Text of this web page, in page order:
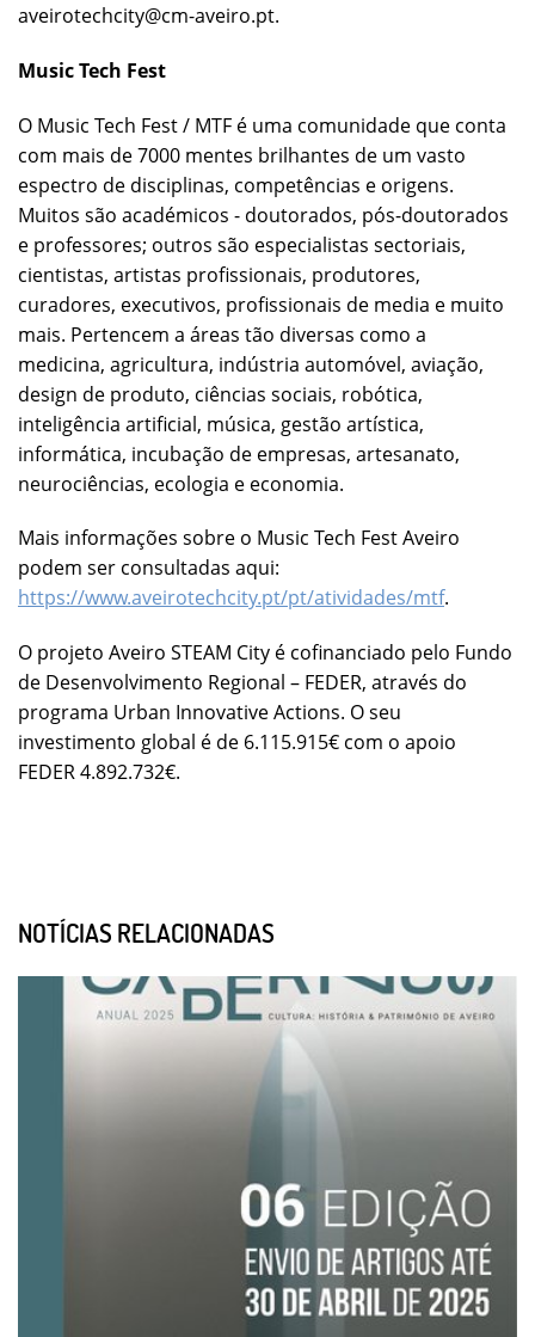
aveirotechcity@cm-aveiro.pt.
Music Tech Fest
O Music Tech Fest / MTF é uma comunidade que conta
com mais de 7000 mentes brilhantes de um vasto
espectro de disciplinas, competências e origens.
Muitos são académicos - doutorados, pós-doutorados
e professores; outros são especialistas sectoriais,
cientistas, artistas profissionais, produtores,
curadores, executivos, profissionais de media e muito
mais. Pertencem a áreas tão diversas como a
medicina, agricultura, indústria automóvel, aviação,
design de produto, ciências sociais, robótica,
inteligência artificial, música, gestão artística,
informática, incubação de empresas, artesanato,
neurociências, ecologia e economia.
Mais informações sobre o Music Tech Fest Aveiro
podem ser consultadas aqui:
https://www.aveirotechcity.pt/pt/atividades/mtf.
O projeto Aveiro STEAM City é cofinanciado pelo Fundo
de Desenvolvimento Regional – FEDER, através do
programa Urban Innovative Actions. O seu
investimento global é de 6.115.915€ com o apoio
FEDER 4.892.732€.
NOTÍCIAS RELACIONADAS